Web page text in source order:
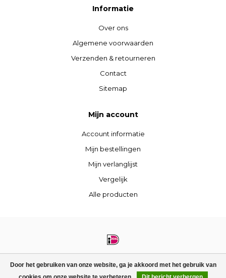
Door het gebruiken van onze website, ga je akkoord met het gebruik van
Informatie
Over ons
Algemene voorwaarden
Verzenden & retourneren
Contact
Sitemap
Mijn account
Account informatie
Mijn bestellingen
Mijn verlanglijst
Vergelijk
Alle producten
© Copyright 2026 STIJLdepartment - Powered byLightspeed- Theme by
Dyvelopment